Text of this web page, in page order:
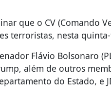
que o CV (Comando
terroristas, nesta
Flávio Bolsonaro
além de outros
do Estado, e